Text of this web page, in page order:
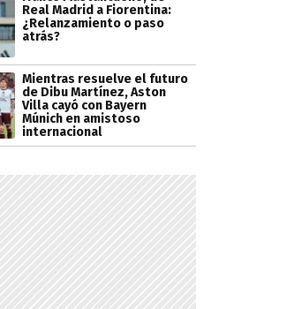
Real Madrid a Fiorentina:
¿Relanzamiento o paso
atrás?
Mientras resuelve el futuro
de Dibu Martínez, Aston
Villa cayó con Bayern
Múnich en amistoso
internacional